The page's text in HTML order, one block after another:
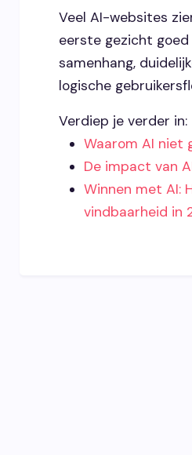
Veel AI-websites
eerste gezicht
samenhang,
logische
Verdiep je verder in:
Waarom AI niet
De impact van
Winnen met AI:
vindbaarheid in